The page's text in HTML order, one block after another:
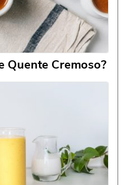
Quente Cremoso?